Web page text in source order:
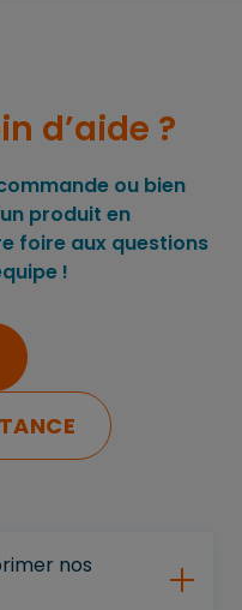
d’aide ?
ou bien
produit en
foire aux questions
!
nos